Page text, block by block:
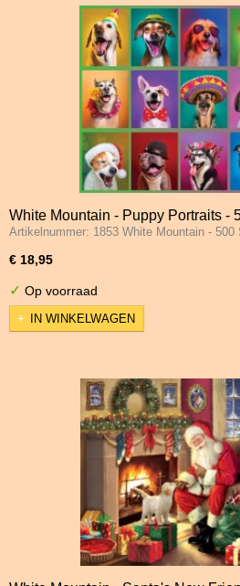
White Mountain - Puppy Portraits -
Artikelnummer: 1853 White Mountain -
€ 18,95
✓ Op voorraad
IN WINKELWAGEN